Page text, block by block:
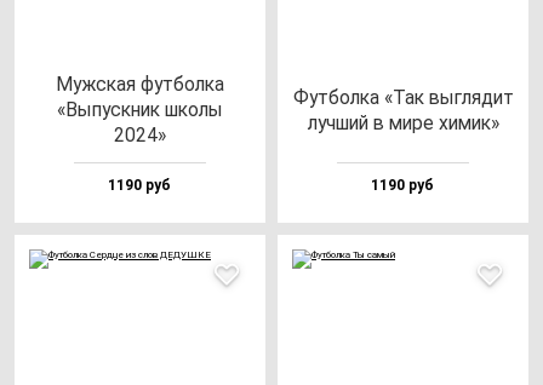
Муж­ская фут­бол­ка
«Выпус­кник шко­лы
2024»
1190 руб
Фут­бол­ка «Так выг­ля­дит
луч­ший в ми­ре хи­мик»
1190 руб